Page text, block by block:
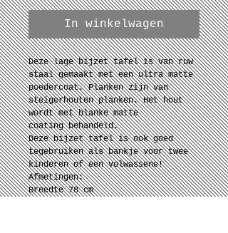
In winkelwagen
Deze lage bijzet tafel is van ruw
staal gemaakt met een ultra matte
poedercoat. Planken zijn van
steigerhouten planken. Het hout
wordt met blanke matte
coating behandeld.
Deze bijzet tafel is ook goed
tegebruiken als bankje voor twee
kinderen of een volwassene!
Afmetingen:
Breedte 78 cm